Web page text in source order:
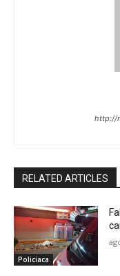
http://
RELATED ARTICLES
Policiaca